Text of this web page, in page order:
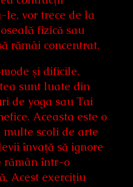
vor trece de la
fizică sau
rămâi concentrat.
şi dificile.
sunt luate din
de yoga sau Tai
Aceasta este o
scoli de arte
învaţă să ignore
rămân într-o
Acest exerciţiu